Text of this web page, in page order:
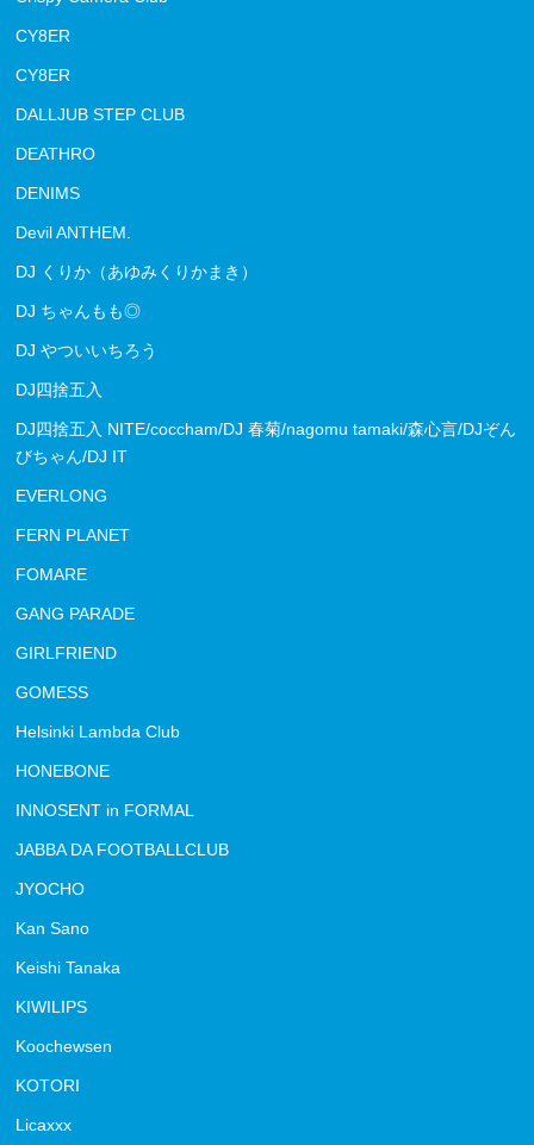
CY8ER
CY8ER
DALLJUB STEP CLUB
DEATHRO
DENIMS
Devil ANTHEM.
DJ くりか（あゆみくりかまき）
DJ ちゃんもも◎
DJ やついいちろう
DJ四捨五入
DJ四捨五入 NITE/coccham/DJ 春菊/nagomu tamaki/森心言/DJぞん
びちゃん/DJ IT
EVERLONG
FERN PLANET
FOMARE
GANG PARADE
GIRLFRIEND
GOMESS
Helsinki Lambda Club
HONEBONE
INNOSENT in FORMAL
JABBA DA FOOTBALLCLUB
JYOCHO
Kan Sano
Keishi Tanaka
KIWILIPS
Koochewsen
KOTORI
Licaxxx